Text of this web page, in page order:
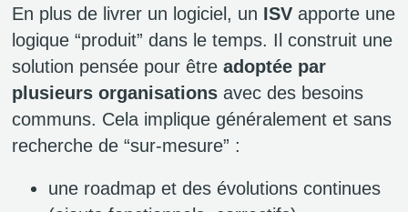
En plus de livrer un logiciel, un ISV apporte une
logique “produit” dans le temps. Il construit une
solution pensée pour être adoptée par
plusieurs organisations avec des besoins
communs. Cela implique généralement et sans
recherche de “sur-mesure” :
une roadmap et des évolutions continues